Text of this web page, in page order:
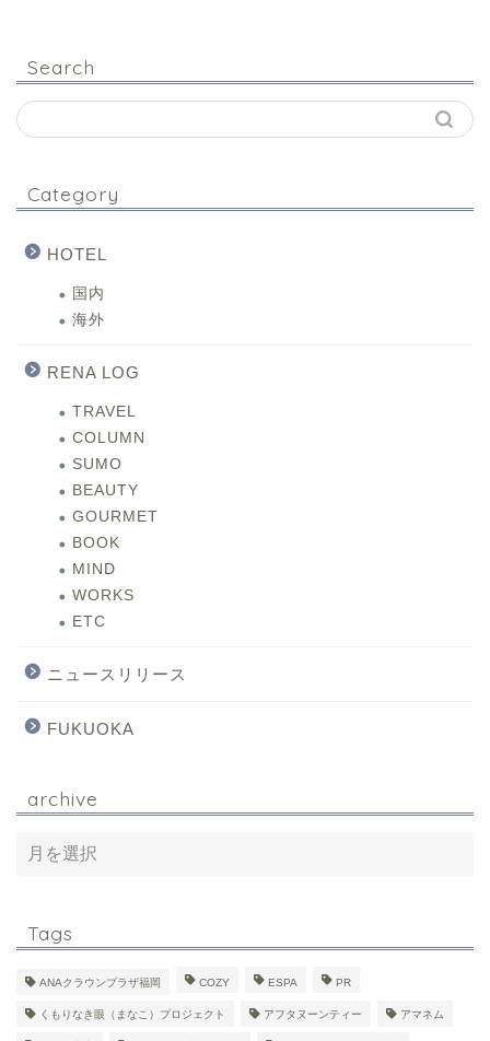
Search
Category
HOTEL
国内
海外
RENA LOG
TRAVEL
COLUMN
SUMO
BEAUTY
GOURMET
BOOK
MIND
WORKS
ETC
ニュースリリース
FUKUOKA
archive
Tags
ANAクラウンプラザ福岡 COZY ESPA PR
くもりなき眼（まなこ）プロジェクト アフタヌーンティー アマネム